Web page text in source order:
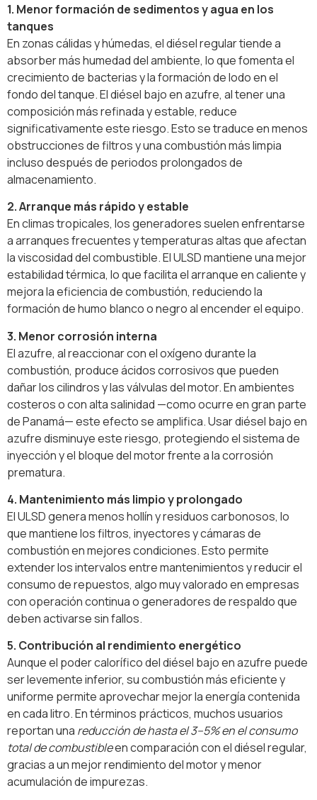
1. Menor formación de sedimentos y agua en los
tanques
En zonas cálidas y húmedas, el diésel regular tiende a
absorber más humedad del ambiente, lo que fomenta el
crecimiento de bacterias y la formación de lodo en el
fondo del tanque. El diésel bajo en azufre, al tener una
composición más refinada y estable, reduce
significativamente este riesgo. Esto se traduce en menos
obstrucciones de filtros y una combustión más limpia
incluso después de periodos prolongados de
almacenamiento.
2. Arranque más rápido y estable
En climas tropicales, los generadores suelen enfrentarse
a arranques frecuentes y temperaturas altas que afectan
la viscosidad del combustible. El ULSD mantiene una mejor
estabilidad térmica, lo que facilita el arranque en caliente y
mejora la eficiencia de combustión, reduciendo la
formación de humo blanco o negro al encender el equipo.
3. Menor corrosión interna
El azufre, al reaccionar con el oxígeno durante la
combustión, produce ácidos corrosivos que pueden
dañar los cilindros y las válvulas del motor. En ambientes
costeros o con alta salinidad —como ocurre en gran parte
de Panamá— este efecto se amplifica. Usar diésel bajo en
azufre disminuye este riesgo, protegiendo el sistema de
inyección y el bloque del motor frente a la corrosión
prematura.
4. Mantenimiento más limpio y prolongado
El ULSD genera menos hollín y residuos carbonosos, lo
que mantiene los filtros, inyectores y cámaras de
combustión en mejores condiciones. Esto permite
extender los intervalos entre mantenimientos y reducir el
consumo de repuestos, algo muy valorado en empresas
con operación continua o generadores de respaldo que
deben activarse sin fallos.
5. Contribución al rendimiento energético
Aunque el poder calorífico del diésel bajo en azufre puede
ser levemente inferior, su combustión más eficiente y
uniforme permite aprovechar mejor la energía contenida
en cada litro. En términos prácticos, muchos usuarios
reportan una reducción de hasta el 3–5% en el consumo
total de combustibleen comparación con el diésel regular,
gracias a un mejor rendimiento del motor y menor
acumulación de impurezas.